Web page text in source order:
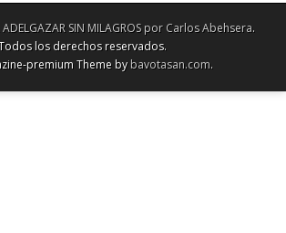
ADELGAZAR SIN MILAGROS por Carlos Abehsera.
los derechos reservados.
premium Theme bybavotasan.com.